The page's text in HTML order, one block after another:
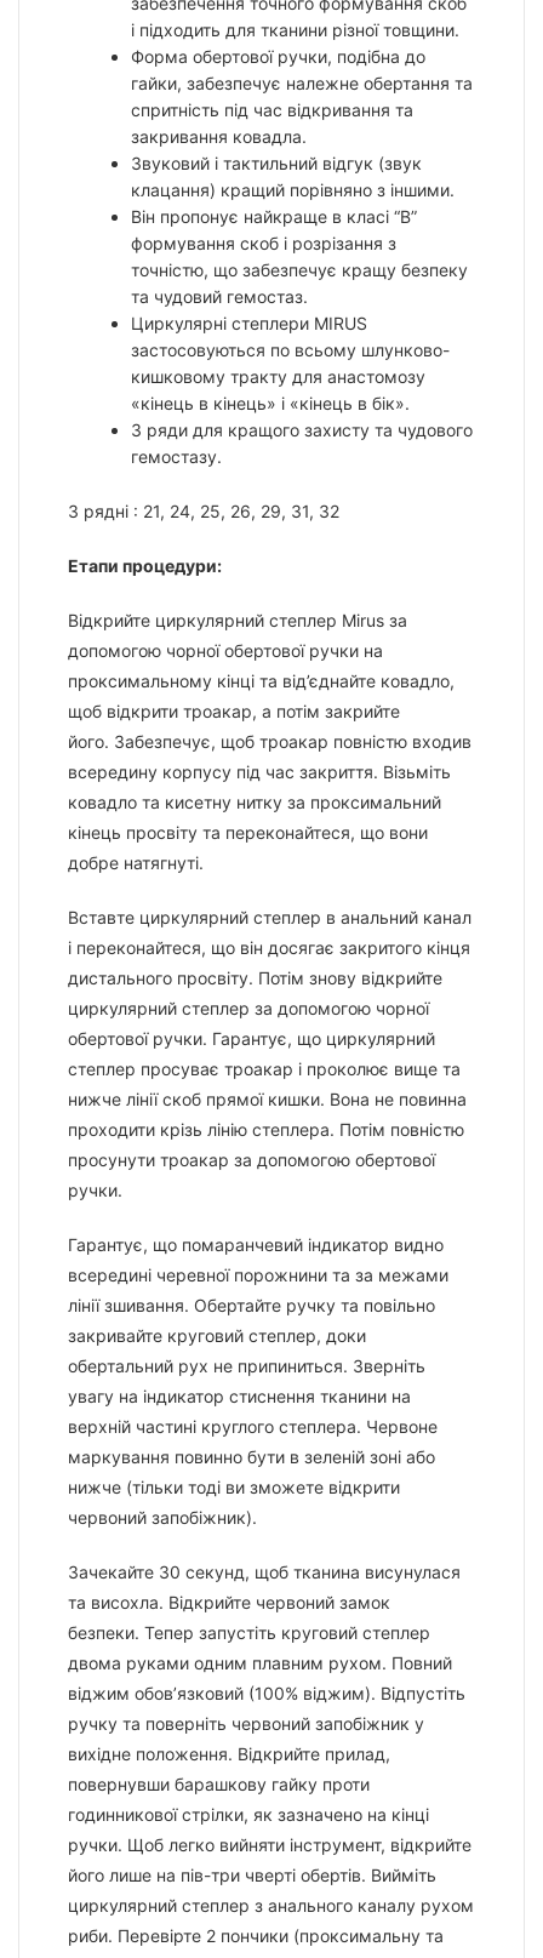
і підходить для тканини різної товщини.
Форма обертової ручки, подібна до
гайки, забезпечує належне обертання та
спритність під час відкривання та
закривання ковадла.
Звуковий і тактильний відгук (звук
клацання) кращий порівняно з іншими.
Він пропонує найкраще в класі “B”
формування скоб і розрізання з
точністю, що забезпечує кращу безпеку
та чудовий гемостаз.
Циркулярні степлери MIRUS
застосовуються по всьому шлунково-
кишковому тракту для анастомозу
«кінець в кінець» і «кінець в бік».
3 ряди для кращого захисту та чудового
гемостазу.
3 рядні : 21, 24, 25, 26, 29, 31, 32
Етапи процедури:
Відкрийте циркулярний степлер Mirus за
допомогою чорної обертової ручки на
проксимальному кінці та від’єднайте ковадло,
щоб відкрити троакар, а потім закрийте
його. Забезпечує, щоб троакар повністю входив
всередину корпусу під час закриття. Візьміть
ковадло та кисетну нитку за проксимальний
кінець просвіту та переконайтеся, що вони
добре натягнуті.
Вставте циркулярний степлер в анальний канал
і переконайтеся, що він досягає закритого кінця
дистального просвіту. Потім знову відкрийте
циркулярний степлер за допомогою чорної
обертової ручки. Гарантує, що циркулярний
степлер просуває троакар і проколює вище та
нижче лінії скоб прямої кишки. Вона не повинна
проходити крізь лінію степлера. Потім повністю
просунути троакар за допомогою обертової
ручки.
Гарантує, що помаранчевий індикатор видно
всередині черевної порожнини та за межами
лінії зшивання. Обертайте ручку та повільно
закривайте круговий степлер, доки
обертальний рух не припиниться. Зверніть
увагу на індикатор стиснення тканини на
верхній частині круглого степлера. Червоне
маркування повинно бути в зеленій зоні або
нижче (тільки тоді ви зможете відкрити
червоний запобіжник).
Зачекайте 30 секунд, щоб тканина висунулася
та висохла. Відкрийте червоний замок
безпеки. Тепер запустіть круговий степлер
двома руками одним плавним рухом. Повний
віджим обов’язковий (100% віджим). Відпустіть
ручку та поверніть червоний запобіжник у
вихідне положення. Відкрийте прилад,
повернувши барашкову гайку проти
годинникової стрілки, як зазначено на кінці
ручки. Щоб легко вийняти інструмент, відкрийте
його лише на пів-три чверті обертів. Вийміть
циркулярний степлер з анального каналу рухом
риби. Перевірте 2 пончики (проксимальну та